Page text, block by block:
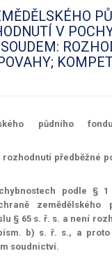
V
půdního
předběžné
podle §
zemědělského
§ 65 s. ř. s. a není
b) s. ř. s., a proto
soudnictví.